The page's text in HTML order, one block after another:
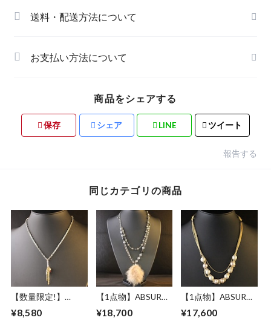
送料・配送方法について
お支払い方法について
商品をシェアする
保存 シェア LINE ツイート
報告する
同じカテゴリの商品
【数量限定!】
ス レディース 72㎝
¥8,580
【1点物】ABSURD
ース 71㎝ サイズ調
¥18,700
【1点物】ABSURD
ース 53.5㎝ サイズ
¥17,600